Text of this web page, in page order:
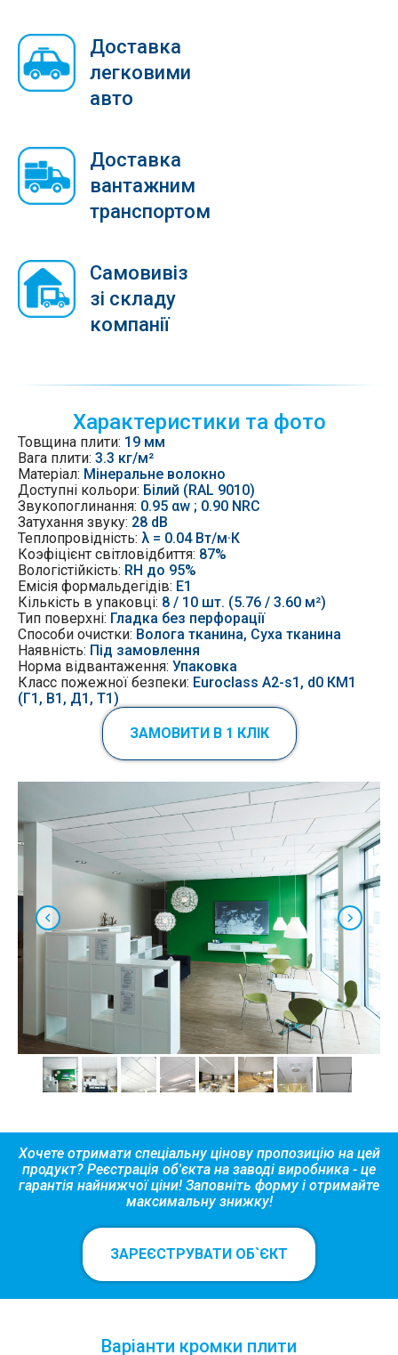
Доставка
легковими
авто
Доставка
вантажним
транспортом
Самовивіз
зі складу
компанії
Характеристики та фото
Товщина плити: 19 мм
Вага плити: 3.3 кг/м²
Матеріал: Мінеральне волокно
Доступні кольори: Білий (RAL 9010)
Звукопоглинання: 0.95 αw ; 0.90 NRC
Затухання звуку: 28 dB
Теплопровідність: λ = 0.04 Вт/м·К
Коэфіцієнт світловідбиття: 87%
Вологістійкість: RH до 95%
Емісія формальдегідів: Е1
Кількість в упаковці: 8 / 10 шт. (5.76 / 3.60 м²)
Тип поверхні: Гладка без перфорації
Способи очистки: Волога тканина, Суха тканина
Наявність: Під замовлення
Норма відвантаження: Упаковка
Класс пожежної безпеки: Euroclass A2-s1, d0 КМ1
(Г1, В1, Д1, Т1)
ЗАМОВИТИ В 1 КЛІК
Хочете отримати спеціальну цінову пропозицію на цей
продукт? Реєстрація об'єкта на заводі виробника - це
гарантія найнижчої ціни! Заповніть форму і отримайте
максимальну знижку!
ЗАРЕЄСТРУВАТИ ОБ`ЄКТ
Варіанти кромки плити